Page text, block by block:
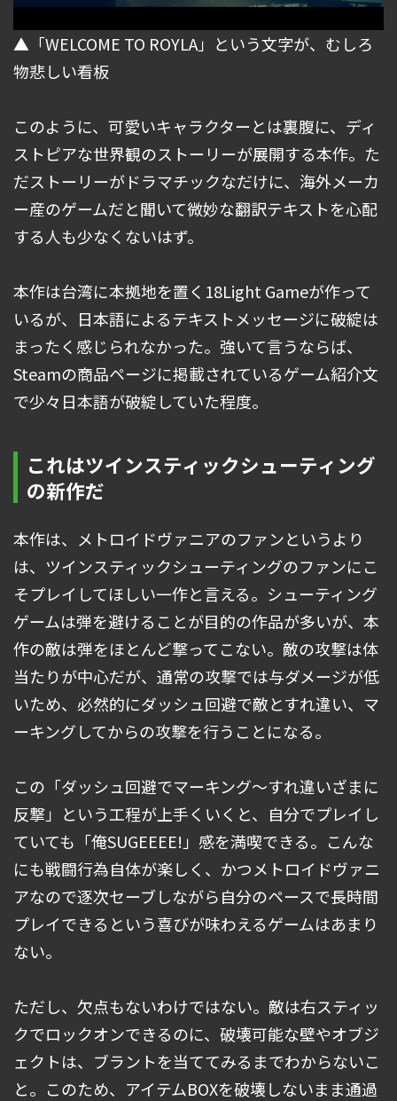
▲「WELCOME TO ROYLA」という文字が、むしろ
物悲しい看板
このように、可愛いキャラクターとは裏腹に、ディ
ストピアな世界観のストーリーが展開する本作。た
だストーリーがドラマチックなだけに、海外メーカ
ー産のゲームだと聞いて微妙な翻訳テキストを心配
する人も少なくないはず。
本作は台湾に本拠地を置く18Light Gameが作って
いるが、日本語によるテキストメッセージに破綻は
まったく感じられなかった。強いて言うならば、
Steamの商品ページに掲載されているゲーム紹介文
で少々日本語が破綻していた程度。
これはツインスティックシューティング
の新作だ
本作は、メトロイドヴァニアのファンというより
は、ツインスティックシューティングのファンにこ
そプレイしてほしい一作と言える。シューティング
ゲームは弾を避けることが目的の作品が多いが、本
作の敵は弾をほとんど撃ってこない。敵の攻撃は体
当たりが中心だが、通常の攻撃では与ダメージが低
いため、必然的にダッシュ回避で敵とすれ違い、マ
ーキングしてからの攻撃を行うことになる。
この「ダッシュ回避でマーキング～すれ違いざまに
反撃」という工程が上手くいくと、自分でプレイし
ていても「俺SUGEEEE!」感を満喫できる。こんな
にも戦闘行為自体が楽しく、かつメトロイドヴァニ
アなので逐次セーブしながら自分のペースで長時間
プレイできるという喜びが味わえるゲームはあまり
ない。
ただし、欠点もないわけではない。敵は右スティッ
クでロックオンできるのに、破壊可能な壁やオブジ
ェクトは、ブラントを当ててみるまでわからないこ
と。このため、アイテムBOXを破壊しないまま通過